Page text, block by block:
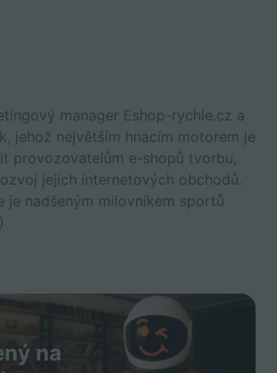
manager Eshop-rychle.cz a
jehož největším hnacím motorem je
provozovatelům e-shopů tvorbu,
jejich internetových obchodů.
je nadšeným milovníkem sportů
na